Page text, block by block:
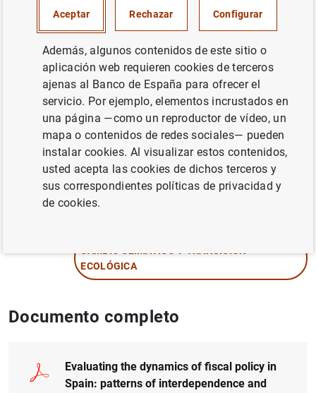
Serie: Documentos de Trabajo. 0103.
Autor: Francisco de Castro Fernández , José
Manuel González-Páramo y Pablo
Hernández de Cos
MÉTODOS CUANTITATIVOS
CRECIMIENTO ECONÓMICO Y CONVERGENCIA
ECOLÓGICA
Documento completo
Evaluating the dynamics of fiscal policy in
Spain: patterns of interdependence and
Aceptar Rechazar Configurar
Además, algunos contenidos de este sitio o
aplicación web requieren cookies de terceros
ajenas al Banco de España para ofrecer el
servicio. Por ejemplo, elementos incrustados en
una página —como un reproductor de vídeo, un
mapa o contenidos de redes sociales— pueden
instalar cookies. Al visualizar estos contenidos,
usted acepta las cookies de dichos terceros y
sus correspondientes políticas de privacidad y
de cookies.